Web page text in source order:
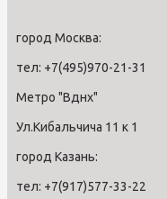
город Москва:
тел: +7(495)970-21-31
Метро "Вднх"
Ул.Кибальчича 11 к 1
город Казань:
тел: +7(917)577-33-22